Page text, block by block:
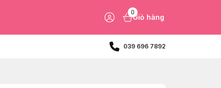
0
Giỏ hàng
039 696 7892